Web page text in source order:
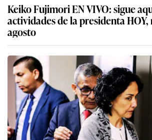
Keiko Fujimori EN VIVO: sigue
actividades de la presidenta
agosto